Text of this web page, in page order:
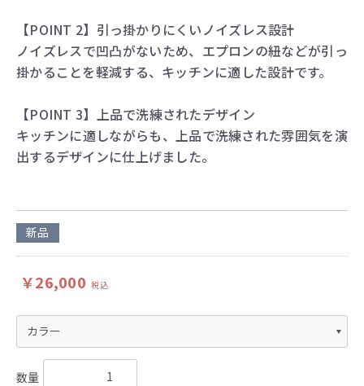
【POINT 2】引っ掛かりにくいノイズレス設計
ノイズレスで凹凸がないため、エプロンの紐などが引っ
掛かることを軽減する、キッチンに適した設計です。
【POINT 3】上品で洗練されたデザイン
キッチンに適しながらも、上品で洗練された雰囲気を演
出するデザインに仕上げました。
新品
￥26,000 税込
数量